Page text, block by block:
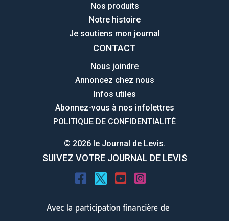
Nos produits
Notre histoire
Je soutiens mon journal
CONTACT
Nous joindre
Annoncez chez nous
Infos utiles
Abonnez-vous à nos infolettres
POLITIQUE DE CONFIDENTIALITÉ
© 2026 le Journal de Levis.
SUIVEZ VOTRE JOURNAL DE LEVIS